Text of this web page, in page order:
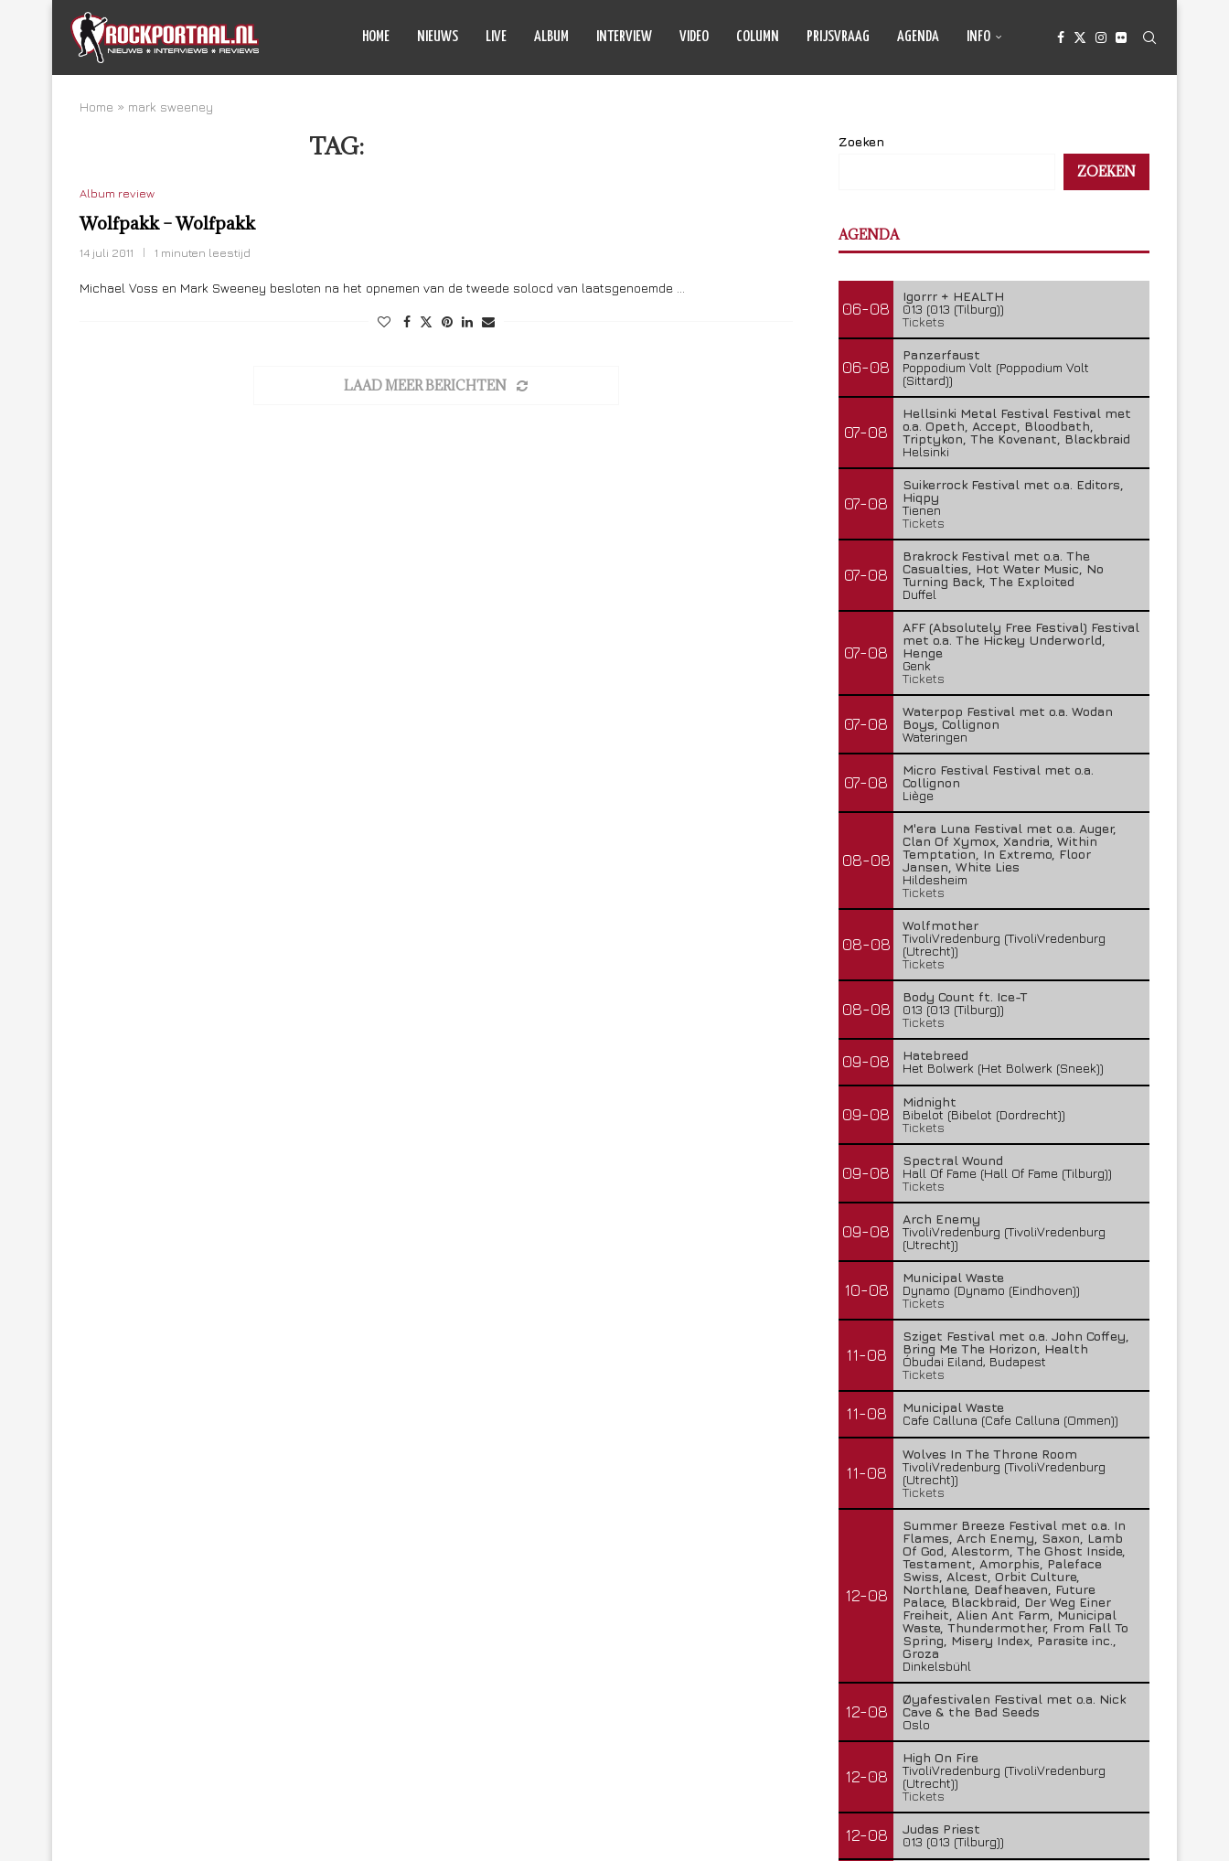
HOME NIEUWS LIVE ALBUM INTERVIEW VIDEO COLUMN PRIJSVRAAG AGENDA INFO
Home » mark sweeney
TAG:
Album review
Wolfpakk – Wolfpakk
14 juli 2011 1 minuten leestijd
Michael Voss en Mark Sweeney besloten na het opnemen van de tweede solocd van laatsgenoemde …
LAAD MEER BERICHTEN
Zoeken
ZOEKEN
AGENDA
06-08
Igorrr + HEALTH
013 (013 (Tilburg))
Tickets
06-08
Panzerfaust
Poppodium Volt (Poppodium Volt
(Sittard))
07-08
Hellsinki Metal Festival Festival met
o.a. Opeth, Accept, Bloodbath,
Triptykon, The Kovenant, Blackbraid
Helsinki
07-08
Suikerrock Festival met o.a. Editors,
Hiqpy
Tienen
Tickets
07-08
Brakrock Festival met o.a. The
Casualties, Hot Water Music, No
Turning Back, The Exploited
Duffel
07-08
AFF (Absolutely Free Festival) Festival
met o.a. The Hickey Underworld,
Henge
Genk
Tickets
07-08
Waterpop Festival met o.a. Wodan
Boys, Collignon
Wateringen
07-08
Micro Festival Festival met o.a.
Collignon
Liège
08-08
M'era Luna Festival met o.a. Auger,
Clan Of Xymox, Xandria, Within
Temptation, In Extremo, Floor
Jansen, White Lies
Hildesheim
Tickets
08-08
Wolfmother
TivoliVredenburg (TivoliVredenburg
(Utrecht))
Tickets
08-08
Body Count ft. Ice-T
013 (013 (Tilburg))
Tickets
09-08
Hatebreed
Het Bolwerk (Het Bolwerk (Sneek))
09-08
Midnight
Bibelot (Bibelot (Dordrecht))
Tickets
09-08
Spectral Wound
Hall Of Fame (Hall Of Fame (Tilburg))
Tickets
09-08
Arch Enemy
TivoliVredenburg (TivoliVredenburg
(Utrecht))
10-08
Municipal Waste
Dynamo (Dynamo (Eindhoven))
Tickets
11-08
Sziget Festival met o.a. John Coffey,
Bring Me The Horizon, Health
Óbudai Eiland, Budapest
Tickets
11-08
Municipal Waste
Cafe Calluna (Cafe Calluna (Ommen))
11-08
Wolves In The Throne Room
TivoliVredenburg (TivoliVredenburg
(Utrecht))
Tickets
12-08
Summer Breeze Festival met o.a. In
Flames, Arch Enemy, Saxon, Lamb
Of God, Alestorm, The Ghost Inside,
Testament, Amorphis, Paleface
Swiss, Alcest, Orbit Culture,
Northlane, Deafheaven, Future
Palace, Blackbraid, Der Weg Einer
Freiheit, Alien Ant Farm, Municipal
Waste, Thundermother, From Fall To
Spring, Misery Index, Parasite inc.,
Groza
Dinkelsbühl
12-08
Øyafestivalen Festival met o.a. Nick
Cave & the Bad Seeds
Oslo
12-08
High On Fire
TivoliVredenburg (TivoliVredenburg
(Utrecht))
Tickets
12-08
Judas Priest
013 (013 (Tilburg))